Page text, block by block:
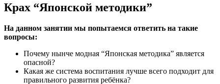
Крах “Японской методики”
На данном занятии мы попытаемся ответить на такие
вопросы:
Почему нынче модная “Японская методика” является
опасной?
Какая же система воспитания лучше всего подходит для
правильного развития ребёнка?